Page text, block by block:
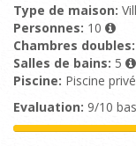
Type de maison:
Personnes: 10
Chambres doubles:
Salles de bains: 5
Piscine: Piscine
Evaluation: 9/10